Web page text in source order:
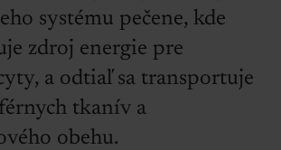
systému pečene, kde
zdroj energie pre
a odtiaľ sa transportuje
tkanív a
obehu.